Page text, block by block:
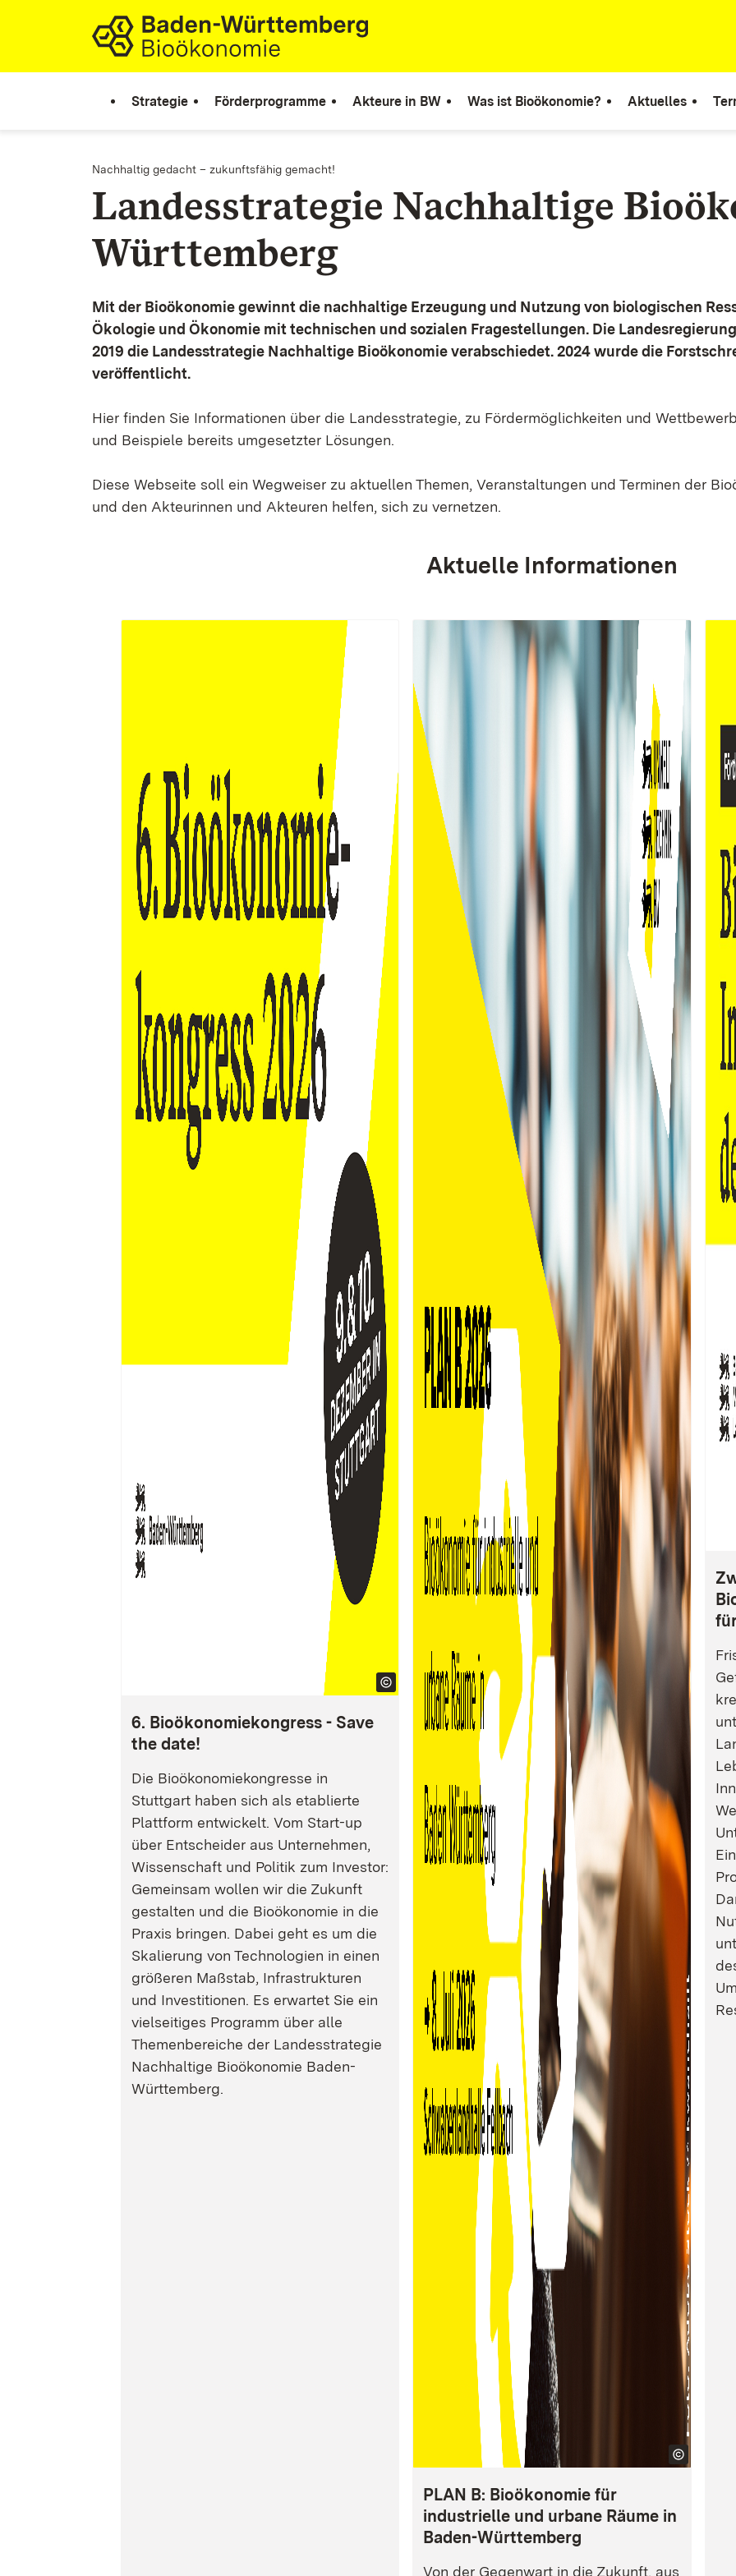
Zum Inhalt springen
Link zur Startseite
Strategie Förderprogramme Akteure in BW Was ist Bioökonomie? Aktuelles
Nachhaltig gedacht – zukunftsfähig gemacht!
Landesstrategie Nachhaltige
Württemberg
Mit der Bioökonomie gewinnt die nachhaltige Erzeugung und Nutzung von biologischen
Ökologie und Ökonomie mit technischen und sozialen Fragestellungen. Die
2019 die Landesstrategie Nachhaltige Bioökonomie verabschiedet. 2024 wurde die
veröffentlicht.
Hier finden Sie Informationen über die Landesstrategie, zu Fördermöglichkeiten und
und Beispiele bereits umgesetzter Lösungen.
Diese Webseite soll ein Wegweiser zu aktuellen Themen, Veranstaltungen und Terminen der
und den Akteurinnen und Akteuren helfen, sich zu vernetzen.
Aktuelle Informationen
6. Bioökonomiekongress - Save
the date!
Die Bioökonomiekongresse in
Stuttgart haben sich als etablierte
Plattform entwickelt. Vom Start-up
über Entscheider aus Unternehmen,
Wissenschaft und Politik zum Investor:
Gemeinsam wollen wir die Zukunft
gestalten und die Bioökonomie in die
Praxis bringen. Dabei geht es um die
Skalierung von Technologien in einen
größeren Maßstab, Infrastrukturen
und Investitionen. Es erwartet Sie ein
vielseitiges Programm über alle
Themenbereiche der Landesstrategie
Nachhaltige Bioökonomie Baden-
Württemberg.
PLAN B: Bioökonomie für
industrielle und urbane Räume in
Baden-Württemberg
Von der Gegenwart in die Zukunft, aus